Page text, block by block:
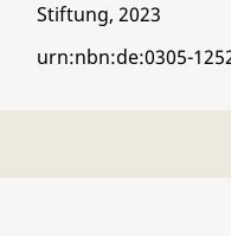
Stiftung, 2023
urn:nbn:de:0305-